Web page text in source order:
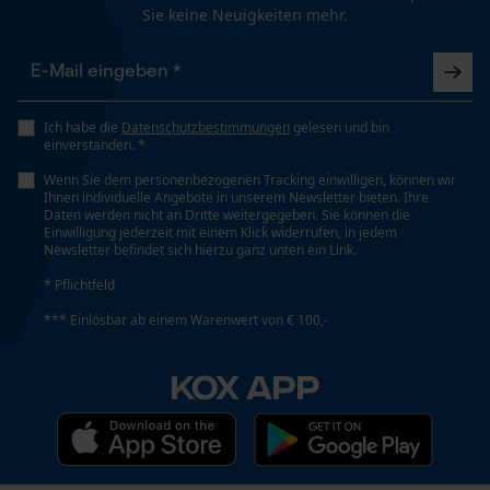
Volumen
Wetterlage
Kalt und frostig, Bewölkt und kühl, Windig
Technische Spezifikationen
Eigenschaft
Wärmend, Gut Sichtbar
Sie keine Neuigkeiten mehr.
Ich habe die Datenschutzbestimmungen gelesen und bin
einverstanden. *
Wenn Sie dem personenbezogenen Tracking einwilligen, können wir
Ihnen individuelle Angebote in unserem Newsletter bieten. Ihre
Daten werden nicht an Dritte weitergegeben. Sie können die
Einwilligung jederzeit mit einem Klick widerrufen, in jedem
Newsletter befindet sich hierzu ganz unten ein Link.
* Pflichtfeld
*** Einlösbar ab einem Warenwert von € 100,-
KOX APP
Personalisierte Startseite
Gespeicherter Warenkorb
Persönliche Begrüßung
YouTube-Videos
Kontaktaufnahme per Chat
Marketing Cookies